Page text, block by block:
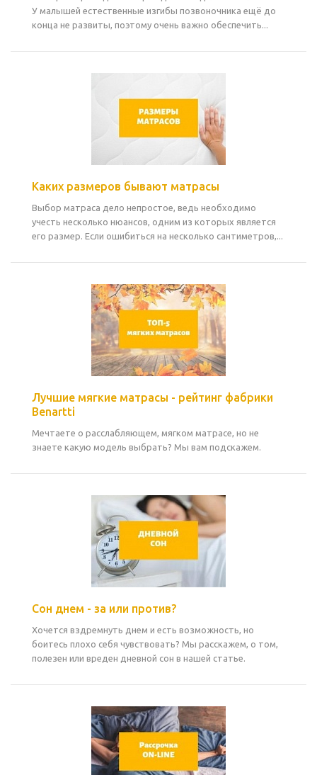
У малышей естественные изгибы позвоночника ещё до
конца не развиты, поэтому очень важно обеспечить...
Каких размеров бывают матрасы
Выбор матраса дело непростое, ведь необходимо
учесть несколько нюансов, одним из которых является
его размер. Если ошибиться на несколько сантиметров,...
Лучшие мягкие матрасы - рейтинг фабрики
Benartti
Мечтаете о расслабляющем, мягком матрасе, но не
знаете какую модель выбрать? Мы вам подскажем.
Сон днем - за или против?
Хочется вздремнуть днем и есть возможность, но
боитесь плохо себя чувствовать? Мы расскажем, о том,
полезен или вреден дневной сон в нашей статье.